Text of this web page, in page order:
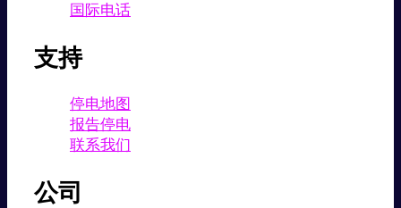
国际电话
支持
停电地图
报告停电
联系我们
公司